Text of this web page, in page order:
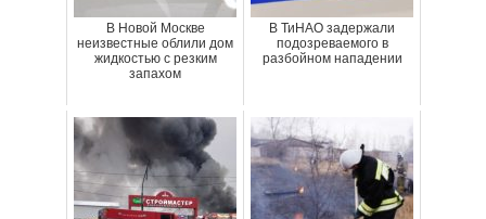
В Новой Москве
неизвестные облили дом
жидкостью с резким
запахом
В ТиНАО задержали
подозреваемого в
разбойном нападении